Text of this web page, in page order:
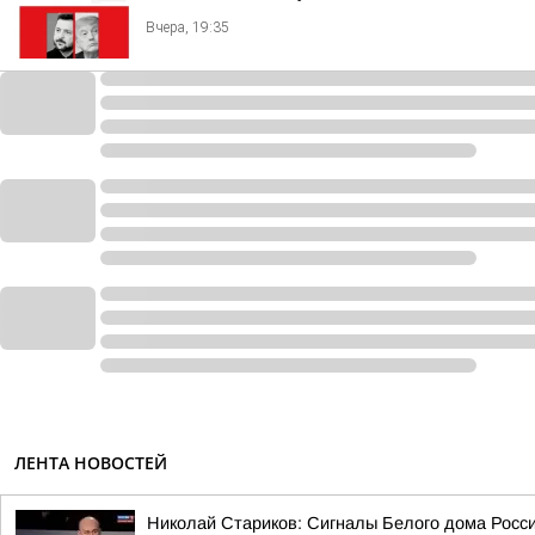
Вчера, 19:35
ЛЕНТА НОВОСТЕЙ
Николай Стариков: Сигналы Белого дома